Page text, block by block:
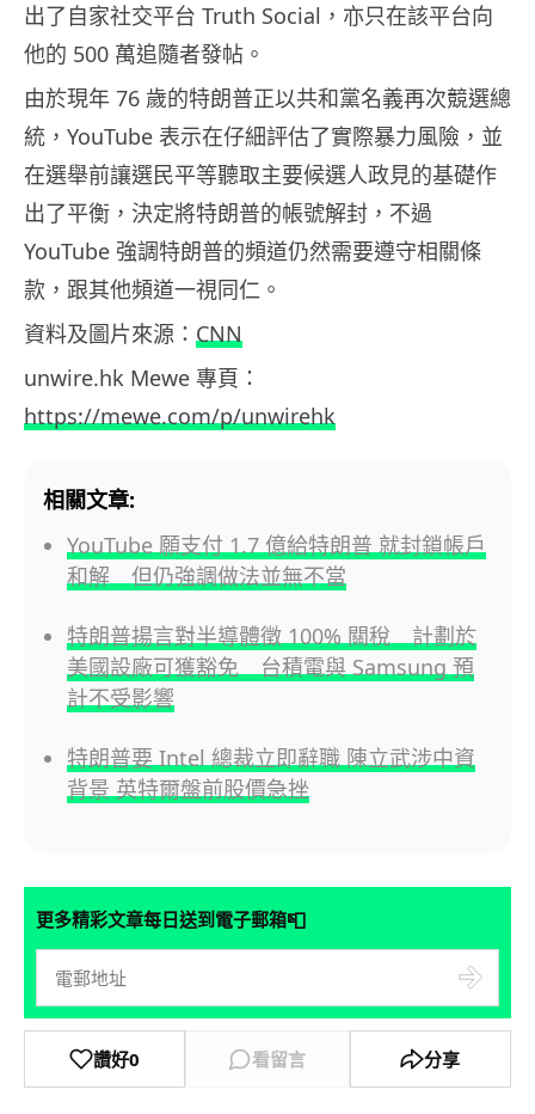
出了自家社交平台 Truth Social，亦只在該平台向
他的 500 萬追隨者發帖。
由於現年 76 歲的特朗普正以共和黨名義再次競選總
統，YouTube 表示在仔細評估了實際暴力風險，並
在選舉前讓選民平等聽取主要候選人政見的基礎作
出了平衡，決定將特朗普的帳號解封，不過
YouTube 強調特朗普的頻道仍然需要遵守相關條
款，跟其他頻道一視同仁。
資料及圖片來源： CNN
unwire.hk Mewe 專頁：
https://mewe.com/p/unwirehk
相關文章:
YouTube 願支付 1.7 億給特朗普 就封鎖帳戶
和解 但仍強調做法並無不當
特朗普揚言對半導體徵 100% 關稅 計劃於
美國設廠可獲豁免 台積電與 Samsung 預
計不受影響
特朗普要 Intel 總裁立即辭職 陳立武涉中資
背景 英特爾盤前股價急挫
更多精彩文章每日送到電子郵箱📮
讚好0 看留言 分享